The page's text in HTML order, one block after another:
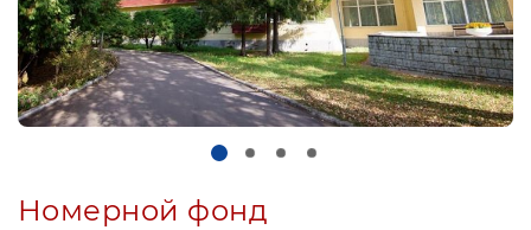
Номерной фонд